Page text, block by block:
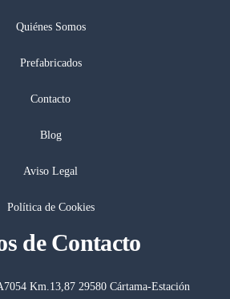
Quiénes Somos
Prefabricados
Contacto
Blog
Aviso Legal
Política de Cookies
de Contacto
Km.13,87 29580 Cártama-Estación